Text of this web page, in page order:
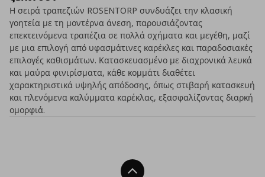
Η σειρά τραπεζιών ROSENTORP συνδυάζει την κλασική
γοητεία με τη μοντέρνα άνεση, παρουσιάζοντας
επεκτεινόμενα τραπέζια σε πολλά σχήματα και μεγέθη, μαζί
με μια επιλογή από υφασμάτινες καρέκλες και παραδοσιακές
επιλογές καθισμάτων. Κατασκευασμένο με διαχρονικά λευκά
και μαύρα φινιρίσματα, κάθε κομμάτι διαθέτει
χαρακτηριστικά υψηλής απόδοσης, όπως στιβαρή κατασκευή
και πλενόμενα καλύμματα καρέκλας, εξασφαλίζοντας διαρκή
ομορφιά.
Back To Top